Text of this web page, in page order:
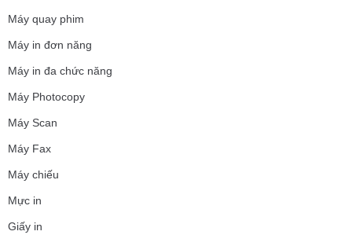
Máy quay phim
Máy in đơn năng
Máy in đa chức năng
Máy Photocopy
Máy Scan
Máy Fax
Máy chiếu
Mực in
Giấy in